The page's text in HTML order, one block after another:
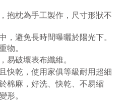
抱枕為手工製作，尺寸形狀不
，避免長時間曝曬於陽光下。
物。
易破壞表布纖維。
快乾，使用家俱等級耐用超細
棉麻，好洗、快乾、不易縮
形。